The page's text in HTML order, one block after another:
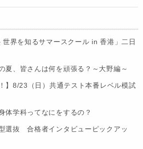
世界を知るサマースクール in 香港」二日
夏、皆さんは何を頑張る？～大野編～
】8/23（日）共通テスト本番レベル模試
体学科ってなにをするの？
選抜 合格者インタビューピックアッ